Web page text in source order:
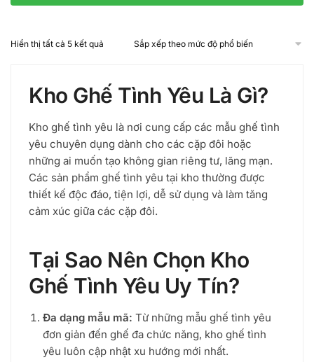
2.500.000 ₫.là:
Hiển thị tất cả 5 kết quả
theo
mức
phổ
Kho Ghế Tình Yêu Là Gì?
Kho ghế tình yêu là nơi cung cấp các mẫu ghế tình
yêu chuyên dụng dành cho các cặp đôi hoặc
những ai muốn tạo không gian riêng tư, lãng mạn.
Các sản phẩm ghế tình yêu tại kho thường được
thiết kế độc đáo, tiện lợi, dễ sử dụng và làm tăng
cảm xúc giữa các cặp đôi.
Tại Sao Nên Chọn Kho
Ghế Tình Yêu Uy Tín?
Đa dạng mẫu mã: Từ những mẫu ghế tình yêu
đơn giản đến ghế đa chức năng, kho ghế tình
yêu luôn cập nhật xu hướng mới nhất.